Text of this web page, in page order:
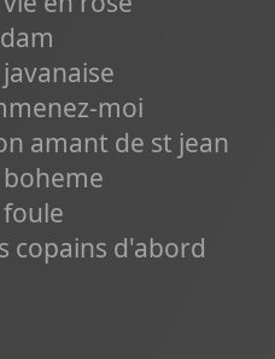
javanaise
moi
amant de st jean
boheme
foule
copains d'abord